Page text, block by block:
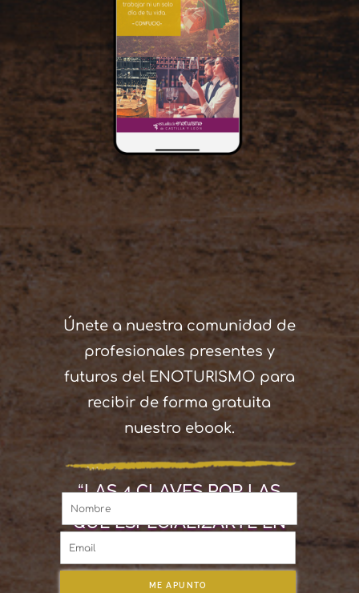
Únete a nuestra comunidad de
profesionales presentes y
futuros del ENOTURISMO para
recibir de forma gratuita
nuestro ebook.
“LAS 4 CLAVES POR LAS
QUE ESPECIALIZARTE EN
ME APUNTO